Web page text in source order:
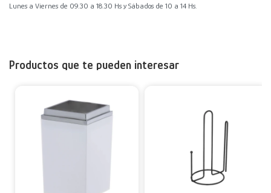
Lunes a Viernes de 09.30 a 18.30 Hs y Sábados de 10 a 14 Hs.
Productos que te pueden interesar